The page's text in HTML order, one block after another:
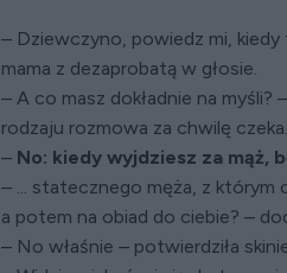
– Dziewczyno, powiedz mi,
mama z dezaprobatą w głosie.
– A co masz dokładnie na myśli?
rodzaju rozmowa za chwilę
– No: kiedy wyjdziesz za mąż,
– ... statecznego męża, z którym
a potem na obiad do ciebie? –
– No właśnie – potwierdziła